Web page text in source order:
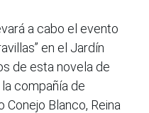
a cabo el evento
en el Jardín
de esta novela de
compañía de
Blanco, Reina